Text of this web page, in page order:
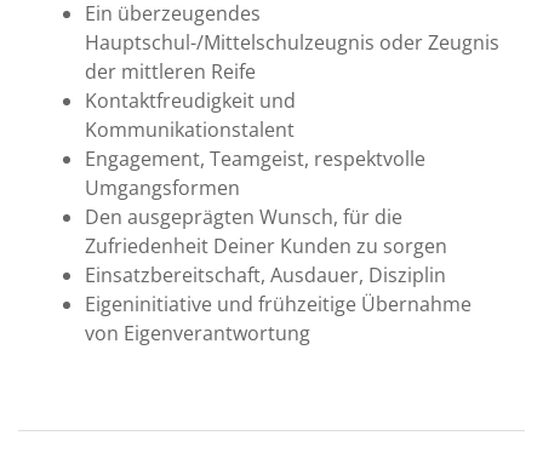
Ein überzeugendes
Hauptschul-/Mittelschulzeugnis oder Zeugnis
der mittleren Reife
Kontaktfreudigkeit und
Kommunikationstalent
Engagement, Teamgeist, respektvolle
Umgangsformen
Den ausgeprägten Wunsch, für die
Zufriedenheit Deiner Kunden zu sorgen
Einsatzbereitschaft, Ausdauer, Disziplin
Eigeninitiative und frühzeitige Übernahme
von Eigenverantwortung